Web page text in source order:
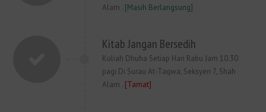
Alam . [Masih Berlangsung]
Kitab Jangan Bersedih
Kuliah Dhuha Setiap Hari Rabu Jam 10.30
pagi Di Surau At-Taqwa, Seksyen 7, Shah
Alam . [Tamat]